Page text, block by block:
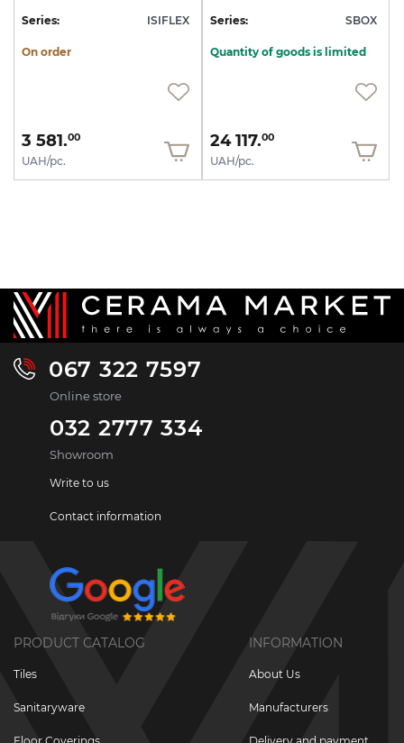
Series: ISIFLEX
On order
3 581.00
UAH/pc.
Series: SBOX
Quantity of goods is limited
24 117.00
UAH/pc.
067 322 7597
Online store
032 2777 334
Showroom
Write to us
Contact information
PRODUCT CATALOG
Tiles
Sanitaryware
INFORMATION
About Us
Manufacturers